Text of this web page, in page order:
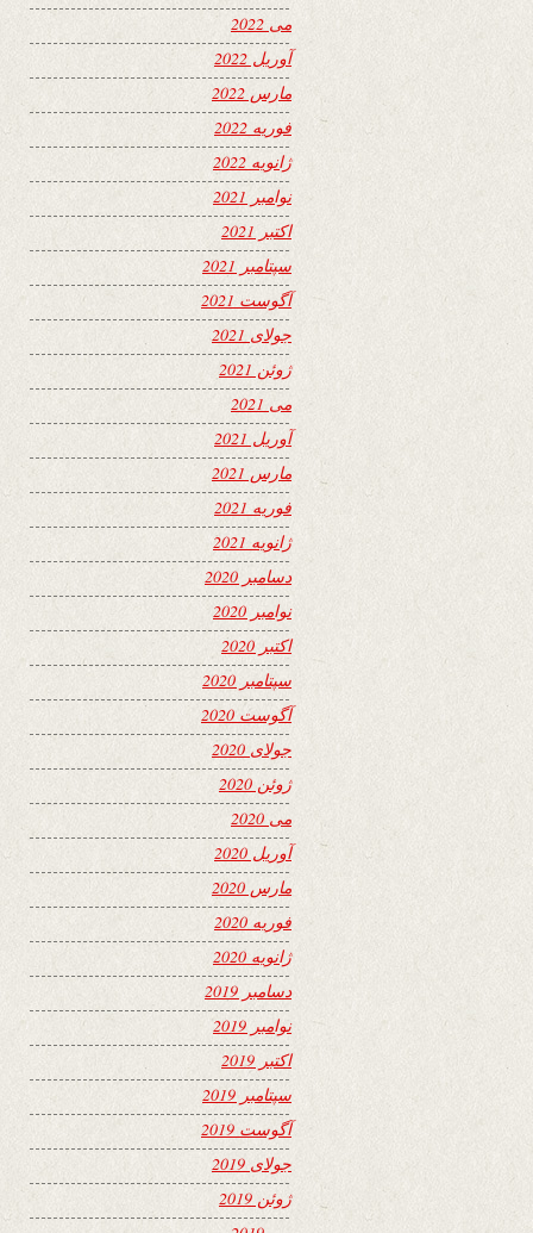
می 2022
آوریل 2022
مارس 2022
فوریه 2022
ژانویه 2022
نوامبر 2021
اکتبر 2021
سپتامبر 2021
آگوست 2021
جولای 2021
ژوئن 2021
می 2021
آوریل 2021
مارس 2021
فوریه 2021
ژانویه 2021
دسامبر 2020
نوامبر 2020
اکتبر 2020
سپتامبر 2020
آگوست 2020
جولای 2020
ژوئن 2020
می 2020
آوریل 2020
مارس 2020
فوریه 2020
ژانویه 2020
دسامبر 2019
نوامبر 2019
اکتبر 2019
سپتامبر 2019
آگوست 2019
جولای 2019
ژوئن 2019